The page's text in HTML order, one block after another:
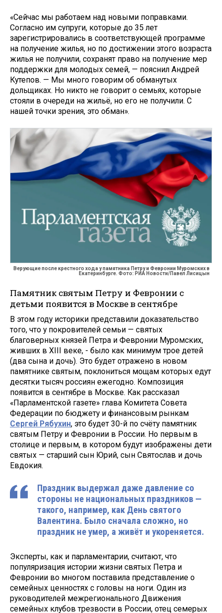
«Сейчас мы работаем над новыми поправками.
Согласно им супруги, которые до 35 лет
зарегистрировались в соответствующей программе
на получение жилья, но по достижении этого возраста
жилья не получили, сохранят право на получение мер
поддержки для молодых семей, — пояснил Андрей
Кутепов. — Мы много говорим об обманутых
дольщиках. Но никто не говорит о семьях, которые
стояли в очереди на жильё, но его не получили. С
нашей точки зрения, это обман».
Верующие после крестного хода у памятника Петру и Февронии Муромских в
Екатеринбурге. Фото: РИА Новости/Павел Лисицын
Памятник святым Петру и Февронии с
детьми появится в Москве в сентябре
В этом году историки представили доказательство
того, что у покровителей семьи — святых
благоверных князей Петра и Февронии Муромских,
живших в XIII веке, - было как минимум трое детей
(два сына и дочь). Это будет отражено в новом
памятнике святым, поклониться мощам которых едут
десятки тысяч россиян ежегодно. Композиция
появится в сентябре в Москве. Как рассказал
«Парламентской газете» глава Комитета Совета
Федерации по бюджету и финансовым рынкам
Сергей Рябухин, это будет 30-й по счёту памятник
святым Петру и Февронии в России. Но первым в
столице и первым, в котором будут изображены дети
святых — старший сын Юрий, сын Святослав и дочь
Евдокия.
Праздник выдержал даже давление со
стороны не национальных праздников —
такого, например, как День святого
Валентина. Было сначала сложно, но
праздник не умер, а живёт и укореняется.
Эксперты, как и парламентарии, считают, что
популяризация истории жизни святых Петра и
Февронии во многом поставила представление о
семейных ценностях с головы на ноги. Один из
руководителей межрегионального Движения
семейных клубов трезвости в России, отец семерых